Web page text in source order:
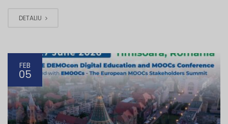
DETALIU
FEB
05